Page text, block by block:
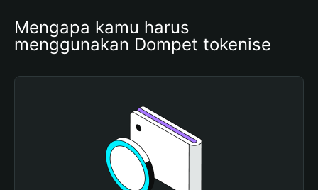
Mengapa kamu harus
menggunakan Dompet tokenise